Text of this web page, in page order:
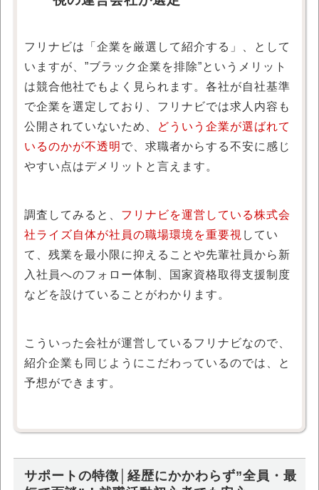
フリナビは「企業を厳選して紹介する」、として
いますが、”ブラック企業を排除”というメリット
は競合他社でもよく見られます。各社が自社基準
で企業を選定しており、フリナビでは求人内容も
公開されていないため、
どういう企業が選ばれて
いるのかが不透明 で、求職者からする不安に感じ
やすい点はデメリットと言えます。
調査してみると、 フリナビを運営している株式会
社ライズ自体が社員の職場環境を重要視 してい
て、残業を最小限に抑えることや先輩社員から新
入社員へのフォロー体制、国家資格取得支援制度
などを設けていることがわかります。
こういった会社が運営しているフリナビなので、
紹介企業も同じようにこだわっているのでは、と
予想ができます。
サポートの特徴│経歴にかかわらず”全員・最